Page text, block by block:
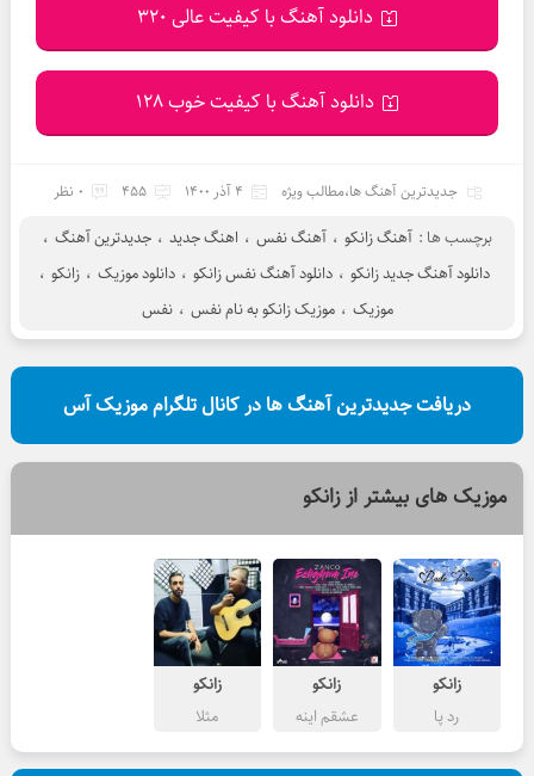
دانلود آهنگ با کیفیت عالی 320
دانلود آهنگ با کیفیت خوب 128
جدیدترین آهنگ ها،مطالب ویژه 4 آذر 1400 455 0 نظر
برچسب ها : آهنگ زانکو ، آهنگ نفس ، اهنگ جدید ، جدیدترین آهنگ ،
دانلود آهنگ جدید زانکو ، دانلود آهنگ نفس زانکو ، دانلود موزیک ، زانکو ،
موزیک ، موزیک زانکو به نام نفس ، نفس
دریافت جدیدترین آهنگ ها در کانال تلگرام موزیک آس
موزیک های بیشتر اززانکو
زانکو
رد پا
زانکو
عشقم اینه
زانکو
مثلا